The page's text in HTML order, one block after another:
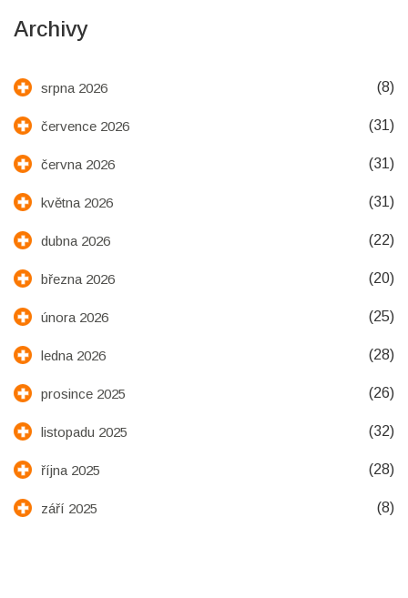
Archivy
srpna 2026 (8)
července 2026 (31)
června 2026 (31)
května 2026 (31)
dubna 2026 (22)
března 2026 (20)
února 2026 (25)
ledna 2026 (28)
prosince 2025 (26)
listopadu 2025 (32)
října 2025 (28)
září 2025 (8)